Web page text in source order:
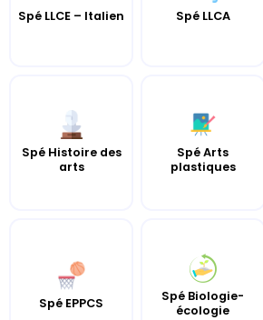
Spé LLCE – Italien Spé LLCA
Spé Histoire des
arts
Spé Arts
plastiques
Spé EPPCS
Spé Biologie-
écologie